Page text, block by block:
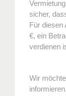
sicher,
Für diesen
€, ein
verdienen
Wir